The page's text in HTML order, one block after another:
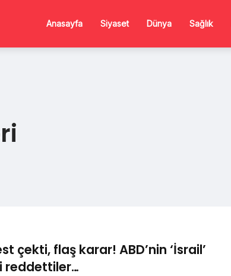
Anasayfa Siyaset Dünya Sağlık
çekti, flaş karar! ABD’nin ‘İsrail’
reddettiler…